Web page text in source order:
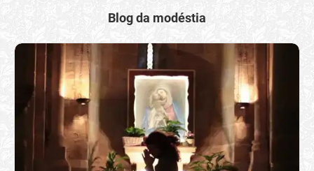
Blog da modéstia